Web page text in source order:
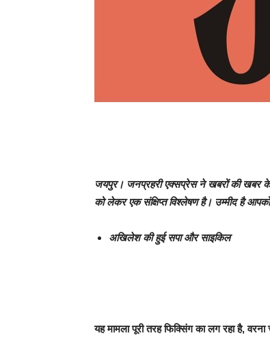
जयपुर। जनप्रहरी एक्सप्रेस ने खबरों की खबर
को लेकर एक संक्षिप्त विश्लेषण है। उम्मीद है
अखिलेश की हुई सपा और साइकिल
यह मामला पूरी तरह फिक्सिंग का लग रहा है,